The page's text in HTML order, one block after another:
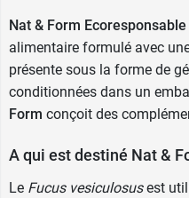
protection de
animale en soutenant
Certifié bio - AB,
01 - Agriculture UE/
Nat & Form
alimentaire formulé avec
présente sous la forme de
conditionnées dans un
Form conçoit des
A qui est destiné Nat &
Le Fucus vesiculosusest